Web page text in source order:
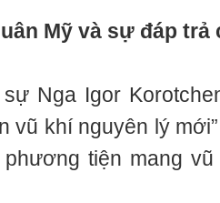
Mỹ và sự đáp trả
Nga Igor
vũ khí nguyên lý
tiện mang